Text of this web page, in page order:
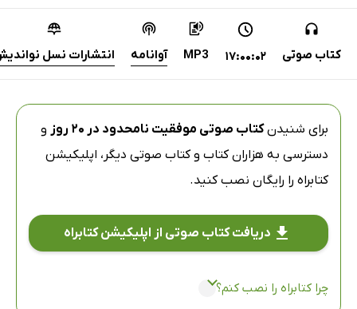
کتاب صوتی 17:00:02
MP3 آوانامه انتشارات نسل
برای شنیدنکتاب صوتی موفقیت نامحدود در 20 روز
و
دسترسی به هزاران کتاب و کتاب صوتی دیگر، اپلیکیشن
کتابراه را رایگان نصب کنید.
دریافت کتاب صوتی از اپلیکیشن کتابراه
چرا کتابراه را نصب کنم؟